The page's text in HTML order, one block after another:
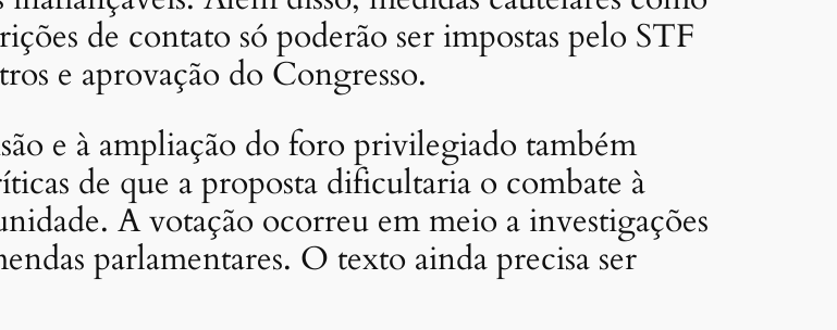
de contato só poderão ser impostas pelo STF
e aprovação do Congresso.
e à ampliação do foro privilegiado também
de que a proposta dificultaria o combate à
A votação ocorreu em meio a investigações
parlamentares. O texto ainda precisa ser